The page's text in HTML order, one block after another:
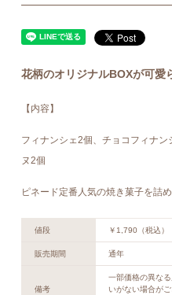
花柄のオリジナルBOXが可愛
【内容】
フィナンシェ2個、チョコフィナ
ヌ2個
ピネード定番人気の焼き菓子を詰め
値段 ￥1,790（税込）
販売期間 通年
備考
一部価格の異な
いがない場合が